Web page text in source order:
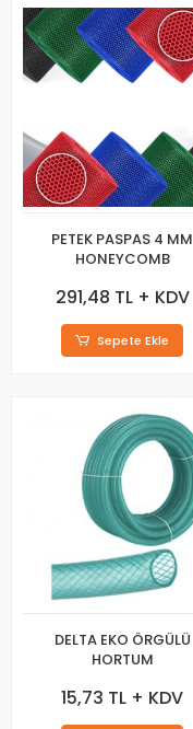
PETEK PASPAS 4 MM
HONEYCOMB
291,48 TL + KDV
Sepete Ekle
DELTA EKO ÖRGÜLÜ
HORTUM
15,73 TL + KDV